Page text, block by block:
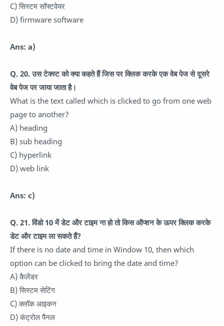
C) सिस्टम सॉफ्टवेयर
D) firmware software
Ans: a)
Q. 20. उस टेक्स्ट को क्या कहते हैं जिस पर क्लिक करके एक वेब पेज से दूसरे
वेब पेज पर जाया जाता है।
What is the text called which is clicked to go from one web
page to another?
A) heading
B) sub heading
C) hyperlink
D) web link
Ans: c)
Q. 21. विंडो 10 में डेट और टाइम ना हो तो किस ऑप्शन के ऊपर क्लिक करके
डेट और टाइम ला सकते हैं?
If there is no date and time in Window 10, then which
option can be clicked to bring the date and time?
A) कैलेंडर
B) सिस्टम सेटिंग
C) क्लॉक आइकन
D) कंट्रोल पैनल